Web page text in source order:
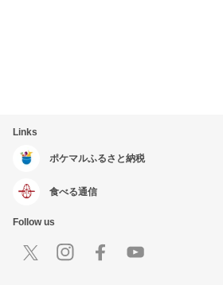
Links
ポケマルふるさと納税
食べる通信
Follow us